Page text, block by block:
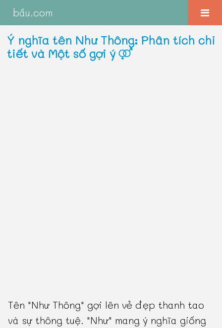
bầu.com
Ý nghĩa tên Như Thông: Phân tích chi
tiết và Một số gợi ý
Tên "Như Thông" gợi lên vẻ đẹp thanh tao
và sự thông tuệ. "Như" mang ý nghĩa giống